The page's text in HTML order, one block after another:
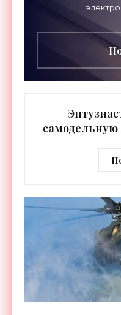
Разработчикам
самодельную
гараже